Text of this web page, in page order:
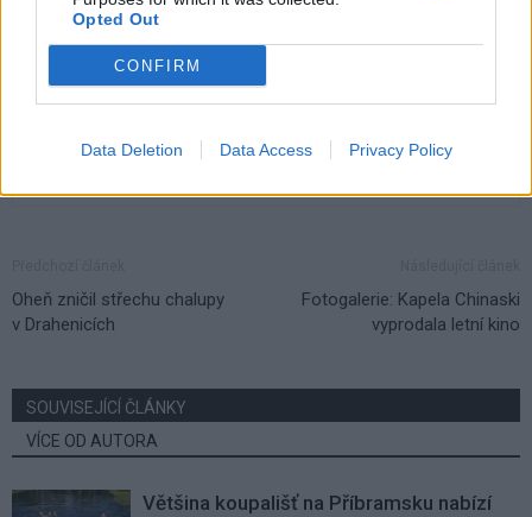
Opted Out
CONFIRM
Data Deletion Data Access Privacy Policy
zapojení
Oheň zničil střechu chalupy
v Drahenicích
Fotogalerie: Kapela Chinaski
vyprodala letní kino
SOUVISEJÍCÍ ČLÁNKY
VÍCE OD AUTORA
Většina koupališť na Příbramsku nabízí